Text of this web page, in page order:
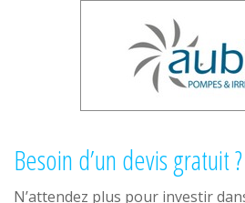
Besoin d’un devis gratuit ?
N’attendez plus pour investir